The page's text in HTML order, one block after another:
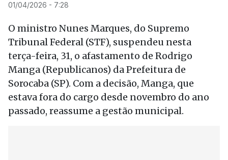
01/04/2026 - 7:28
O ministro Nunes Marques, do Supremo
Tribunal Federal (STF), suspendeu nesta
terça-feira, 31, o afastamento de Rodrigo
Manga (Republicanos) da Prefeitura de
Sorocaba (SP). Com a decisão, Manga, que
estava fora do cargo desde novembro do ano
passado, reassume a gestão municipal.